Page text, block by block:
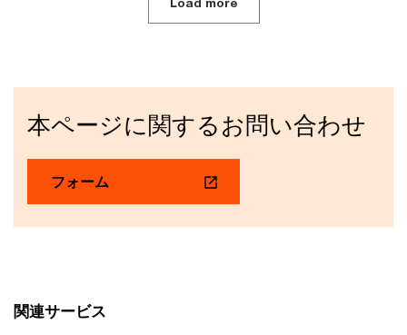
本ページに関するお問い合わせ
フォーム
関連サービス